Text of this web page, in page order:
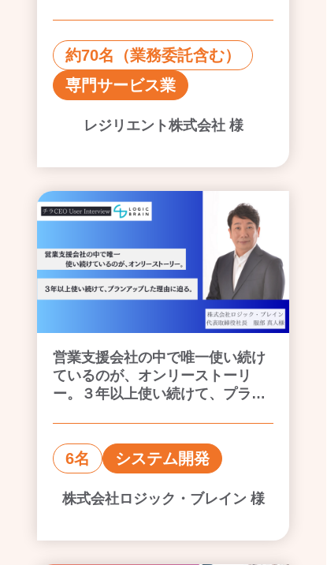
約70名（業務委託含む）
専門サービス業
レジリエント株式会社 様
営業支援会社の中で唯一使い続け
ているのが、オンリーストーリ
ー。３年以上使い続けて、プラン
6名 システム開発
株式会社ロジック・ブレイン 様